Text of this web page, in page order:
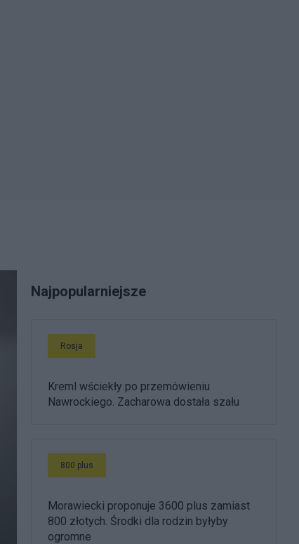
Najpopularniejsze
Rosja
Kreml wściekły po przemówieniu
Nawrockiego. Zacharowa dostała szału
800 plus
Morawiecki proponuje 3600 plus zamiast
800 złotych. Środki dla rodzin byłyby
ogromne